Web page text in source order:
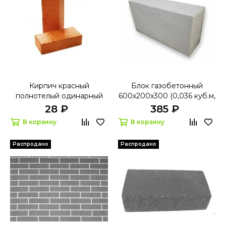
Кирпич красный
полнотелый одинарный
М200 250х120х65 мм
28 ₽
В корзину
Блок газобетонный
600х200х300 (0,036 куб.м,
28 шт куб)
385 ₽
В корзину
Распродано Распродано